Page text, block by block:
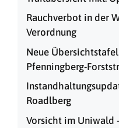
Rauchverbot in der
Verordnung
Neue
Pfenningberg-
Roadlberg
Vorsicht im Uniwald